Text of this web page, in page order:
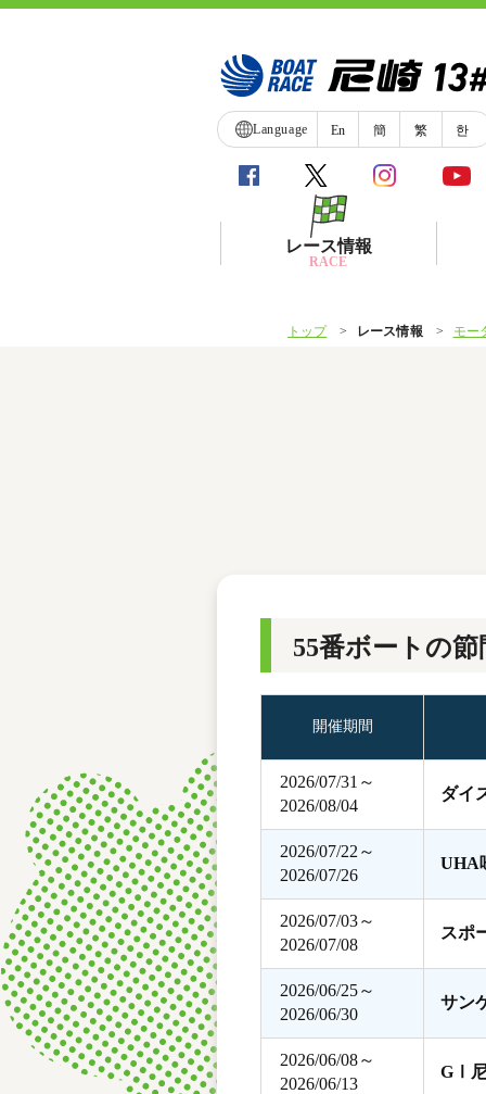
Language En 簡 繁 한
レース情報
RACE
ボートデータ
トップ レース情報 モー
55番ボートの節
開催期間
2026/07/31～
2026/08/04
ダイ
2026/07/22～
2026/07/26
UHA
2026/07/03～
2026/07/08
スポ
2026/06/25～
2026/06/30
サン
2026/06/08～
2026/06/13
GⅠ尼